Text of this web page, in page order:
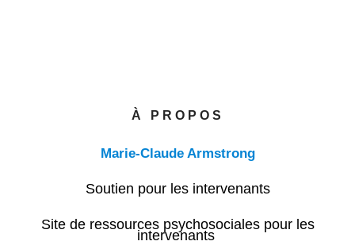
À PROPOS
Marie-Claude Armstrong
Soutien pour les intervenants
Site de ressources psychosociales pour les
intervenants